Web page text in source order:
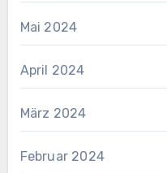
Mai 2024
April 2024
März 2024
Februar 2024